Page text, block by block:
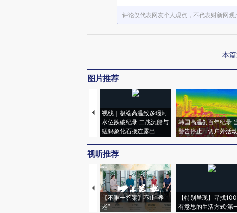
评论仅代表网友个人观点，不代表财新网观
本
图片推荐
视线｜极端高温致多瑙河
水位跌破纪录 二战沉船与
猛犸象化石接连露出
韩国高温创百年纪录
警告停止一切户外活动
视听推荐
【不唯一答案】不止“养
老”
【特别呈现】寻找
有意思的生活方式·第